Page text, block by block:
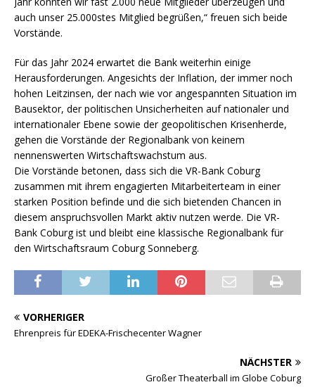
auch unser 25.000stes Mitglied begrüßen,“ freuen sich beide
Vorstände.
Für das Jahr 2024 erwartet die Bank weiterhin einige
Herausforderungen. Angesichts der Inflation, der immer noch
hohen Leitzinsen, der nach wie vor angespannten Situation im
Bausektor, der politischen Unsicherheiten auf nationaler und
internationaler Ebene sowie der geopolitischen Krisenherde,
gehen die Vorstände der Regionalbank von keinem
nennenswerten Wirtschaftswachstum aus.
Die Vorstände betonen, dass sich die VR-Bank Coburg
zusammen mit ihrem engagierten Mitarbeiterteam in einer
starken Position befinde und die sich bietenden Chancen in
diesem anspruchsvollen Markt aktiv nutzen werde. Die VR-
Bank Coburg ist und bleibt eine klassische Regionalbank für
den Wirtschaftsraum Coburg Sonneberg.
VORHERIGER
Ehrenpreis für EDEKA-Frischecenter Wagner
NÄCHSTER
Großer Theaterball im Globe Coburg